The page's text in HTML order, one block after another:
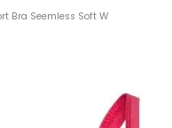
Bra Seemless Soft W